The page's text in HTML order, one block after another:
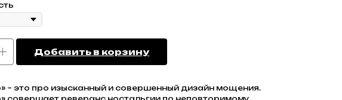
Добавить в корзину
– это про изысканный и совершенный дизайн мощения.